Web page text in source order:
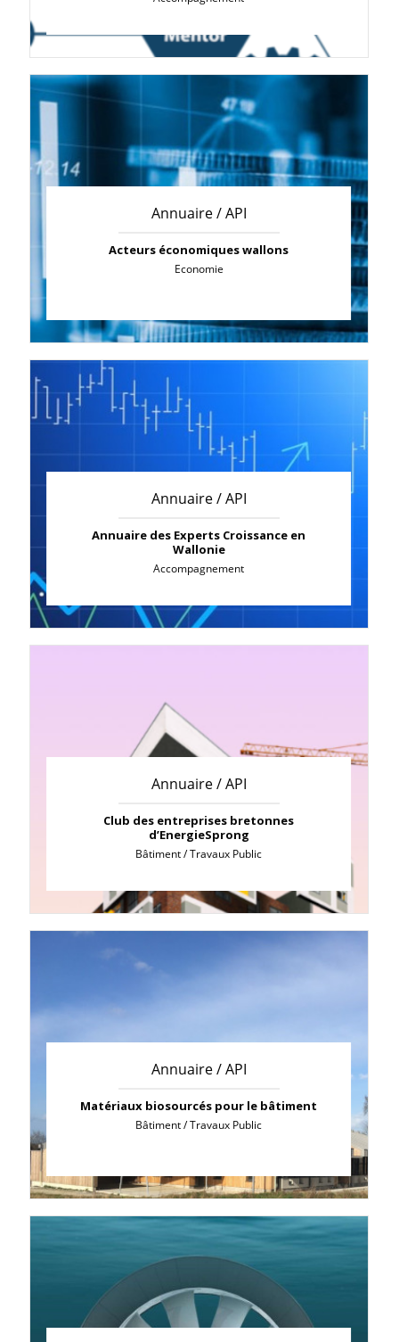
Annuaire / API
Acteurs économiques wallons
Economie
Annuaire / API
Annuaire des Experts Croissance en
Wallonie
Accompagnement
Annuaire / API
Club des entreprises bretonnes
d’EnergieSprong
Bâtiment / Travaux Public
Annuaire / API
Matériaux biosourcés pour le bâtiment
Bâtiment / Travaux Public